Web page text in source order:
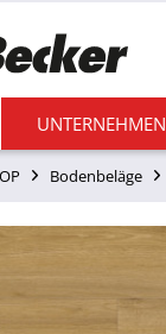
UNTERNEHMEN
Bodenbeläge